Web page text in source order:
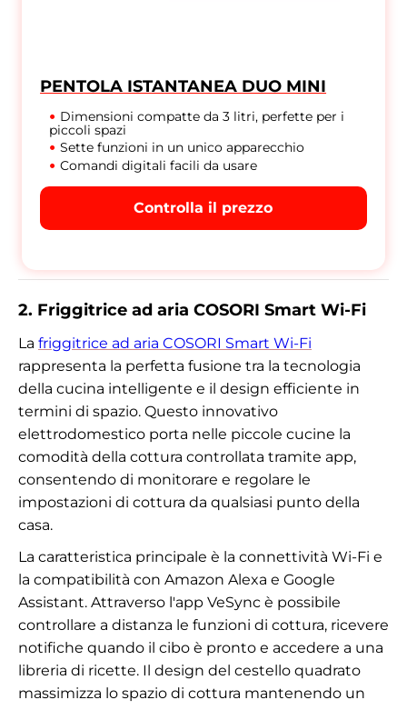
PENTOLA ISTANTANEA DUO MINI
Dimensioni compatte da 3 litri, perfette per i
piccoli spazi
Sette funzioni in un unico apparecchio
Comandi digitali facili da usare
Controlla il prezzo
2. Friggitrice ad aria COSORI Smart Wi-Fi
La friggitrice ad aria COSORI Smart Wi-Fi
rappresenta la perfetta fusione tra la tecnologia
della cucina intelligente e il design efficiente in
termini di spazio. Questo innovativo
elettrodomestico porta nelle piccole cucine la
comodità della cottura controllata tramite app,
consentendo di monitorare e regolare le
impostazioni di cottura da qualsiasi punto della
casa.
La caratteristica principale è la connettività Wi-Fi e
la compatibilità con Amazon Alexa e Google
Assistant. Attraverso l'app VeSync è possibile
controllare a distanza le funzioni di cottura, ricevere
notifiche quando il cibo è pronto e accedere a una
libreria di ricette. Il design del cestello quadrato
massimizza lo spazio di cottura mantenendo un